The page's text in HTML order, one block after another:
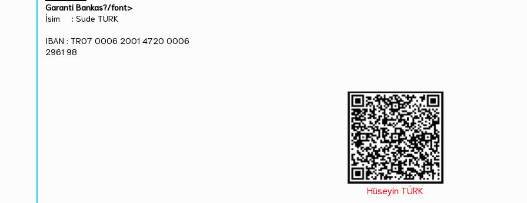
Garanti Bankas?/font>
İsim : Sude TÜRK
IBAN : TR07 0006 2001 4720 0006
2961 98
Hüseyin TÜRK